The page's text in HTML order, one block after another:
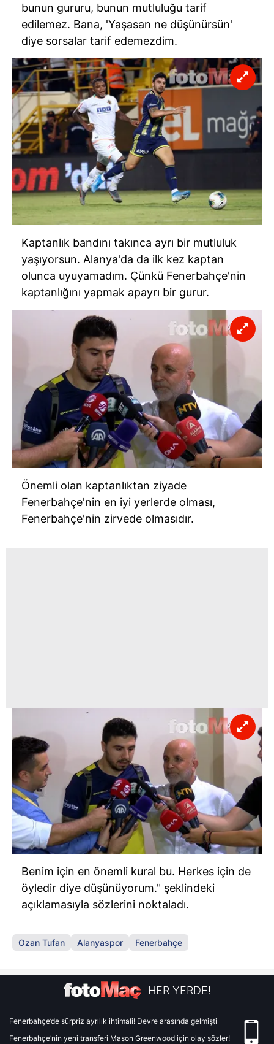
bunun gururu, bunun mutluluğu tarif
edilemez. Bana, 'Yaşasan ne düşünürsün'
diye sorsalar tarif edemezdim.
Kaptanlık bandını takınca ayrı bir mutluluk
yaşıyorsun. Alanya'da da ilk kez kaptan
olunca uyuyamadım. Çünkü Fenerbahçe'nin
kaptanlığını yapmak apayrı bir gurur.
Önemli olan kaptanlıktan ziyade
Fenerbahçe'nin en iyi yerlerde olması,
Fenerbahçe'nin zirvede olmasıdır.
Benim için en önemli kural bu. Herkes için de
öyledir diye düşünüyorum." şeklindeki
açıklamasıyla sözlerini noktaladı.
Ozan Tufan Alanyaspor Fenerbahçe
HER YERDE!
Fenerbahçe’de sürpriz ayrılık ihtimali! Devre arasında gelmişti
Fenerbahçe’nin yeni transferi Mason Greenwood için olay sözler!